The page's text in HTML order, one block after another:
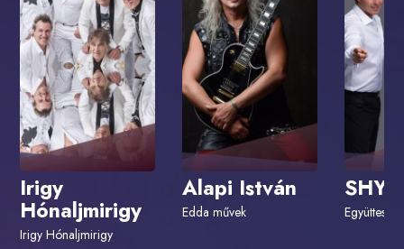
Irigy
Hónaljmirigy
Irigy Hónaljmirigy
Alapi István
Edda művek Együttes